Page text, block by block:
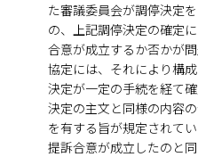
た審議委員会が調停決定
の、上記調停決定の確定
合意が成立するか否かが
協定には、それにより構
決定が一定の手続を経て
決定の主文と同様の内容
を有する旨が規定されて
提訴合意が成立したのと